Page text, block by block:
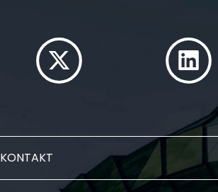
KONTAKT